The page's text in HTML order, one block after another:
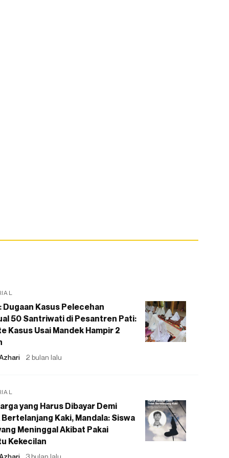
Dugaan Kasus Pelecehan
50 Santriwati di Pesantren Pati:
Kasus Usai Mandek Hampir 2
2 bulan lalu
yang Harus Dibayar Demi
Kaki, Mandala: Siswa
Meninggal Akibat Pakai
Kekecilan